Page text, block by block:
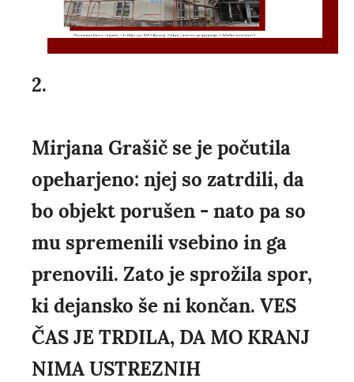
2.
Mirjana Grašič se je počutila
opeharjeno: njej so zatrdili, da
bo objekt porušen - nato pa so
mu spremenili vsebino in ga
prenovili. Zato je sprožila spor,
ki dejansko še ni končan. VES
ČAS JE TRDILA, DA MO KRANJ
NIMA USTREZNIH